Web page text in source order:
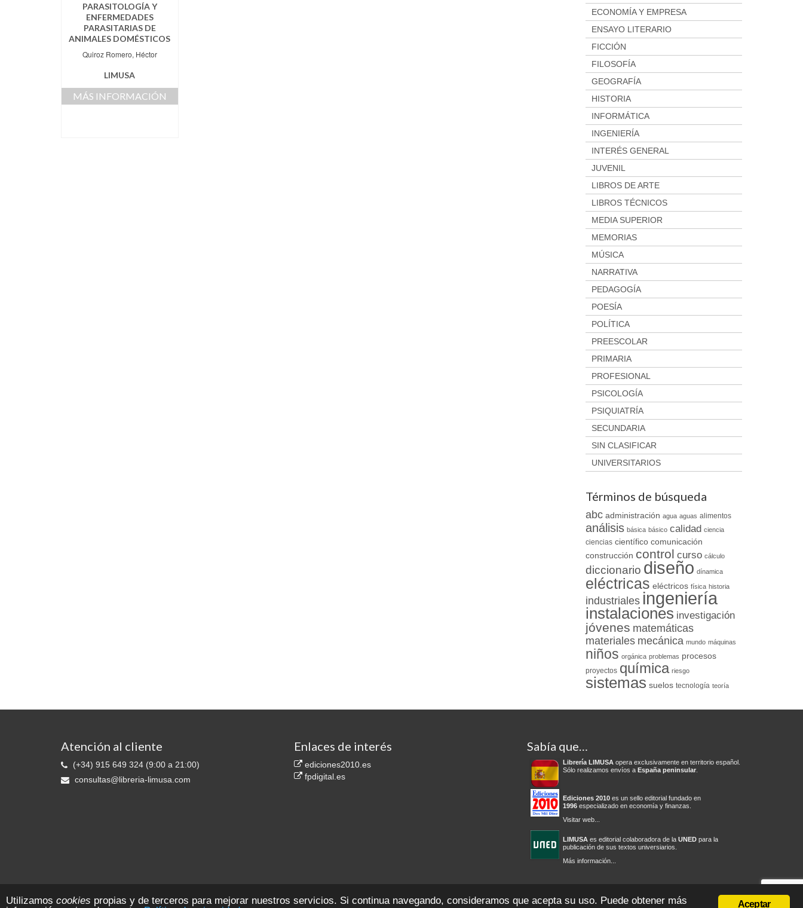
PARASITOLOGÍA Y
ENFERMEDADES
PARASITARIAS DE
ANIMALES DOMÉSTICOS
Quiroz Romero, Héctor
LIMUSA
MÁS INFORMACIÓN
ECONOMÍA Y EMPRESA
ENSAYO LITERARIO
FICCIÓN
FILOSOFÍA
GEOGRAFÍA
HISTORIA
INFORMÁTICA
INGENIERÍA
INTERÉS GENERAL
JUVENIL
LIBROS DE ARTE
LIBROS TÉCNICOS
MEDIA SUPERIOR
MEMORIAS
MÚSICA
NARRATIVA
PEDAGOGÍA
POESÍA
POLÍTICA
PREESCOLAR
PRIMARIA
PROFESIONAL
PSICOLOGÍA
PSIQUIATRÍA
SECUNDARIA
SIN CLASIFICAR
UNIVERSITARIOS
Términos de búsqueda
abc administración agua aguas alimentos
análisis básica básico calidad ciencia
ciencias científico comunicación
construcción control curso cálculo
diccionario diseño dínamica
eléctricas eléctricos física historia
industriales ingeniería
instalaciones investigación
jóvenes matemáticas
materiales mecánica mundo máquinas
niños orgánica problemas procesos
proyectos química riesgo
sistemas suelos tecnología teoría
Atención al cliente
(+34) 915 649 324 (9:00 a 21:00)
consultas@libreria-limusa.com
Enlaces de interés
ediciones2010.es
fpdigital.es
Sabía que…
Librería LIMUSAopera exclusivamente en territorio español.
Sólo realizamos envíos a España peninsular.
Ediciones 2010es un sello editorial fundado en
1996especializado en economía y finanzas.
Visitar web...
LIMUSAes editorial colaboradora de la UNEDpara la
publicación de sus textos universiarios.
Más información...
CIF B-81553109 Todos los derechos reservados
Aceptar
Utilizamos cookies propias y de terceros para mejorar nuestros servicios. Si continua navegando, consideramos que acepta su uso. Puede obtener más